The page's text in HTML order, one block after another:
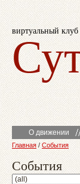
виртуальный клуб
О движении
Главная / События
События